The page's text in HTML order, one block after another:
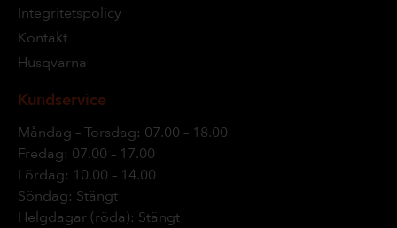
Integritetspolicy
Kontakt
Husqvarna
Kundservice
Måndag – Torsdag: 07.00 – 18.00
Fredag: 07.00 – 17.00
Lördag: 10.00 – 14.00
Söndag: Stängt
Helgdagar (röda): Stängt